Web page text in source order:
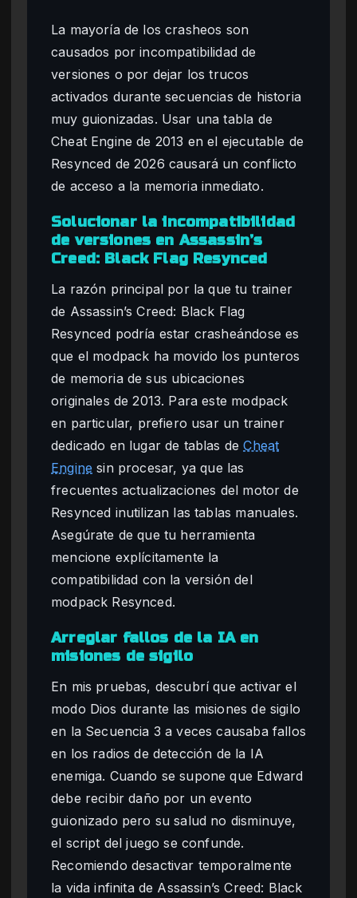
La mayoría de los crasheos son
causados por incompatibilidad de
versiones o por dejar los trucos
activados durante secuencias de historia
muy guionizadas. Usar una tabla de
Cheat Engine de 2013 en el ejecutable de
Resynced de 2026 causará un conflicto
de acceso a la memoria inmediato.
Solucionar la incompatibilidad
de versiones en Assassin’s
Creed: Black Flag Resynced
La razón principal por la que tu trainer
de Assassin’s Creed: Black Flag
Resynced podría estar crasheándose es
que el modpack ha movido los punteros
de memoria de sus ubicaciones
originales de 2013. Para este modpack
en particular, prefiero usar un trainer
dedicado en lugar de tablas deCheat
Engine sin procesar, ya que las
frecuentes actualizaciones del motor de
Resynced inutilizan las tablas manuales.
Asegúrate de que tu herramienta
mencione explícitamente la
compatibilidad con la versión del
modpack Resynced.
Arreglar fallos de la IA en
misiones de sigilo
En mis pruebas, descubrí que activar el
modo Dios durante las misiones de sigilo
en la Secuencia 3 a veces causaba fallos
en los radios de detección de la IA
enemiga. Cuando se supone que Edward
debe recibir daño por un evento
guionizado pero su salud no disminuye,
el script del juego se confunde.
Recomiendo desactivar temporalmente
la vida infinita de Assassin’s Creed: Black